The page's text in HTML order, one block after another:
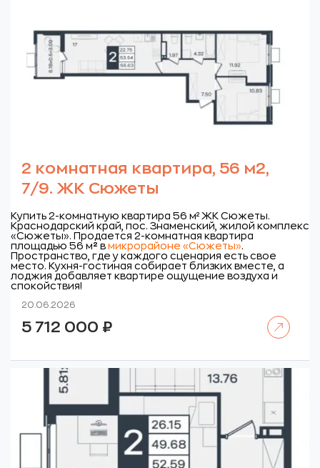
2 комнатная квартира, 56 м2,
7/9. ЖК Сюжеты
Купить 2-комнатную квартира 56 м² ЖК Сюжеты.
Краснодарский край, пос. Знаменский, жилой комплекс
«Сюжеты». Продается 2-комнатная квартира
площадью 56 м² в микрорайоне «Сюжеты».
Пространство, где у каждого сценария есть свое
место. Кухня-гостиная собирает близких вместе, а
лоджия добавляет квартире ощущение воздуха и
спокойствия!
20.06.2026
5 712 000 ₽